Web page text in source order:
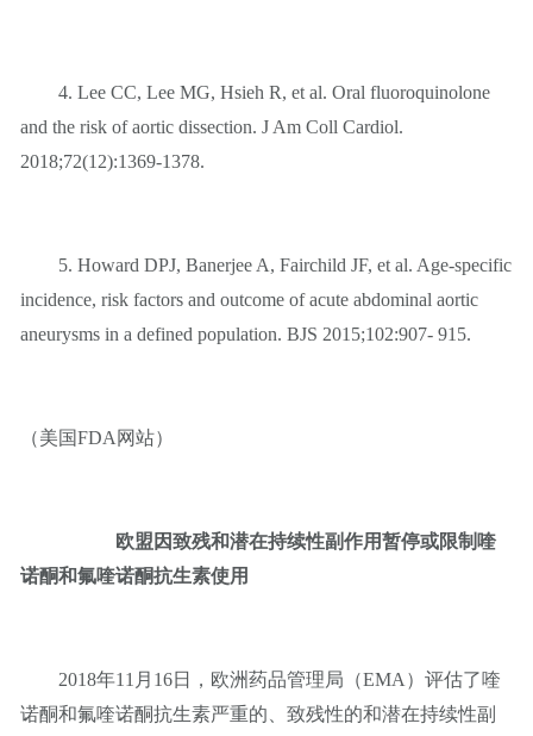
4. Lee CC, Lee MG, Hsieh R, et al. Oral fluoroquinolone
and the risk of aortic dissection. J Am Coll Cardiol.
2018;72(12):1369-1378.
5. Howard DPJ, Banerjee A, Fairchild JF, et al. Age-specific
incidence, risk factors and outcome of acute abdominal aortic
aneurysms in a defined population. BJS 2015;102:907- 915.
（美国FDA网站）
欧盟因致残和潜在持续性副作用暂停或限制喹
诺酮和氟喹诺酮抗生素使用
2018年11月16日，欧洲药品管理局（EMA）评估了喹
诺酮和氟喹诺酮抗生素严重的、致残性的和潜在持续性副